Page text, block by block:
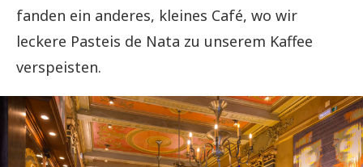
fanden ein anderes, kleines Café, wo wir
leckere Pasteis de Nata zu unserem Kaffee
verspeisten.